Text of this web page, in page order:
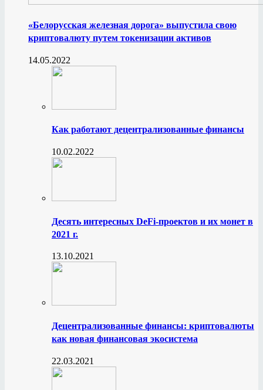
«Белорусская железная дорога» выпустила свою
криптовалюту путем токенизации активов
14.05.2022
Как работают децентрализованные финансы
10.02.2022
Десять интересных DeFi-проектов и их монет в
2021 г.
13.10.2021
Децентрализованные финансы: криптовалюты
как новая финансовая экосистема
22.03.2021